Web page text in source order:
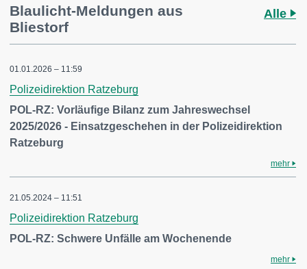
Blaulicht-Meldungen aus
Bliestorf
Alle
01.01.2026 – 11:59
Polizeidirektion Ratzeburg
POL-RZ: Vorläufige Bilanz zum Jahreswechsel
2025/2026 - Einsatzgeschehen in der Polizeidirektion
Ratzeburg
mehr
21.05.2024 – 11:51
Polizeidirektion Ratzeburg
POL-RZ: Schwere Unfälle am Wochenende
mehr